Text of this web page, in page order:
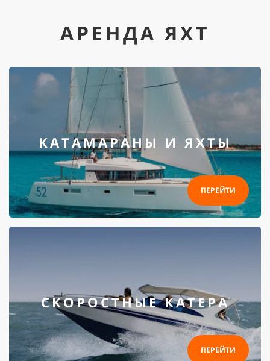
АРЕНДА ЯХТ
КАТАМАРАНЫ И ЯХТЫ
ПЕРЕЙТИ
СКОРОСТНЫЕ КАТЕРА
ПЕРЕЙТИ